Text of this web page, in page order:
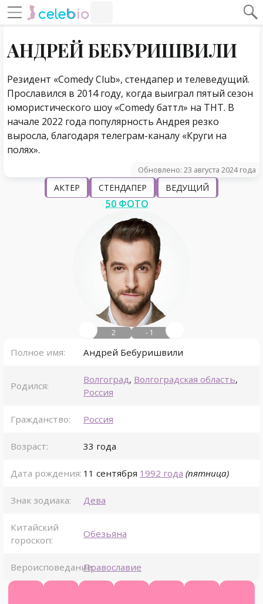
Навигация по сайту
АНДРЕЙ БЕБУРИШВИЛИ
Резидент «Comedy Club», стендапер и телеведущий.
Прославился в 2014 году, когда выиграл пятый сезон
юмористического шоу «Comedy баттл» на ТНТ. В
начале 2022 года популярность Андрея резко
выросла, благодаря телеграм-каналу «Круги на
полях».
Обновлено: 23 августа 2024 года
АКТЕР СТЕНДАПЕР ВЕДУЩИЙ
50 ФОТО
2 - 1
Полное имя: Андрей Бебуришвили
Родился:
Волгоград, Волгоградская область,
Россия
Гражданство: Россия
Возраст: 33 года
Дата рождения: 11 сентября 1992 года (пятница)
Знак зодиака: Дева
Китайский
гороскоп:
Обезьяна
Вероисповедание:Православие